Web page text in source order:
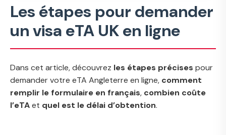
Les étapes pour demander
un visa eTA UK en ligne
Dans cet article, découvrez les étapes précises pour
demander votre eTA Angleterre en ligne, comment
remplir le formulaire en français, combien coûte
l’eTAet quel est le délai d’obtention.